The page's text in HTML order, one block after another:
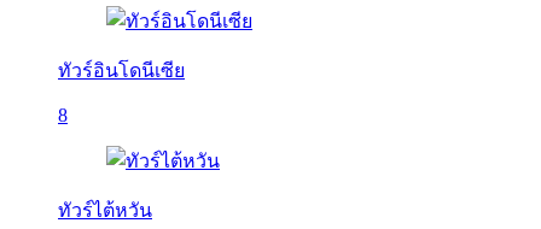
ทัวร์อินโดนีเซีย
8
ทัวร์ไต้หวัน